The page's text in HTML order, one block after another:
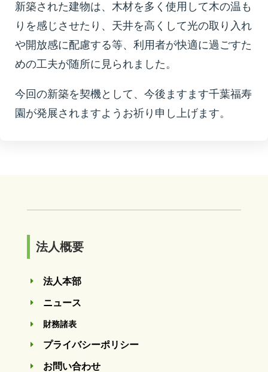
新築された建物は、木材を多く使用して木の温も
りを感じさせたり、天井を高くして光の取り入れ
や開放感に配慮する等、利用者が快適に過ごすた
めの工夫が随所に見られました。
今回の新築を契機として、今後ますます千葉福寿
園が発展されますようお祈り申し上げます。
法人概要
E 法人本部
E ニュース
E 財務諸表
E プライバシーポリシー
E お問い合わせ